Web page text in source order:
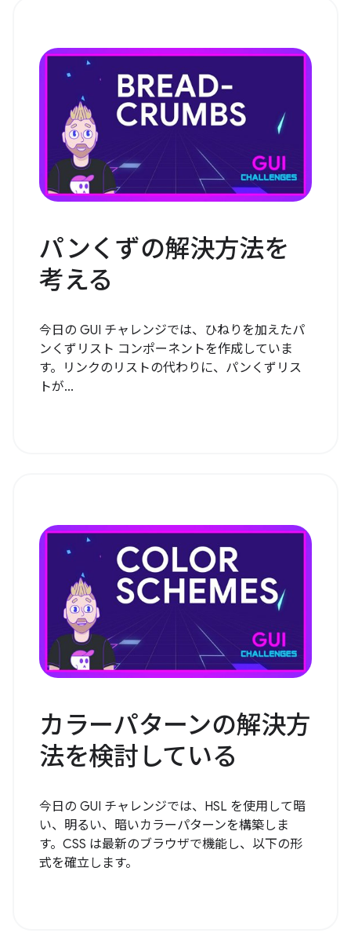
パンくずの解決方法を
考える
今日の GUI チャレンジでは、ひねりを加えたパ
ンくずリスト コンポーネントを作成していま
す。リンクのリストの代わりに、パンくずリス
トが...
カラーパターンの解決方
法を検討している
今日の GUI チャレンジでは、HSL を使用して暗
い、明るい、暗いカラーパターンを構築しま
す。CSS は最新のブラウザで機能し、以下の形
式を確立します。